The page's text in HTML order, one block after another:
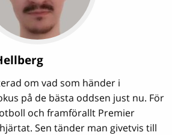
om vad som händer i
på de bästa oddsen just nu. För
och framförallt Premier
Sen tänder man givetvis till